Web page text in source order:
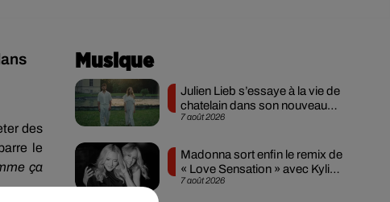
des
le
ça
Musique
7 août 2026
Julien Lieb s’essaye à la vie de
chatelain dans son nouveau
clip
7 août 2026
Madonna sort enfin le remix de
« Love Sensation » avec Kylie
Minogue